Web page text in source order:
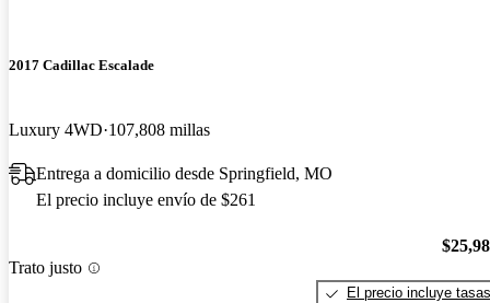
2017 Cadillac Escalade
Luxury 4WD 107,808 millas
Entrega a domicilio desde Springfield, MO
El precio incluye envío de $261
Trato justo
El precio incluye tasas